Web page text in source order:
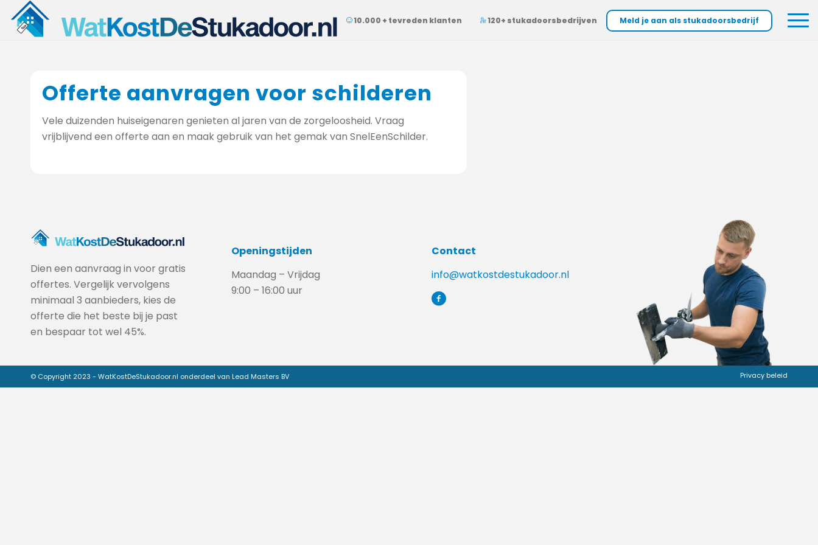
Meld je aan als stukadoorsbedrijf
120+ stukadoorsbedrijven
10.000 + tevreden klanten
Offerte aanvragen voor schilderen
Vele duizenden huiseigenaren genieten al jaren van de zorgeloosheid. Vraag
vrijblijvend een offerte aan en maak gebruik van het gemak van SnelEenSchilder.
Dien een aanvraag in voor gratis
offertes. Vergelijk vervolgens
minimaal 3 aanbieders, kies de
offerte die het beste bij je past
en bespaar tot wel 45%.
Openingstijden
Maandag – Vrijdag
9:00 – 16:00 uur
Contact
info@watkostdestukadoor.nl
© Copyright 2023 - WatKostDeStukadoor.nl onderdeel van Lead Masters BV Privacy beleid